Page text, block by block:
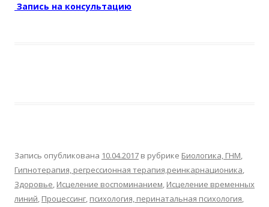
Запись на консультацию
Запись опубликована 10.04.2017 в рубрике Биологика, ГНМ,
Гипнотерапия, регрессионная терапия,реинкарнационика,
Здоровье, Исцеление воспоминанием, Исцеление временных
линий, Процессинг, психология, перинатальная психология,